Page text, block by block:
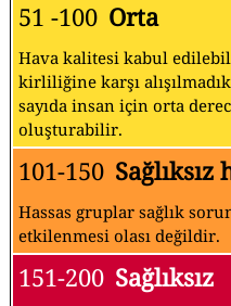
51 -100 Orta
Hava kalitesi kabul
kirliliğine karşı
sayıda insan için orta
oluşturabilir.
101-150
Hassas gruplar sağlık
etkilenmesi olası değildir.
151-200 Sağlıksız